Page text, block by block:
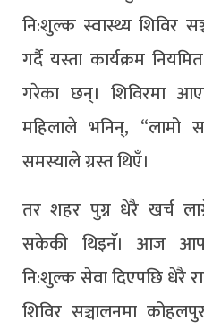
नि:शुल्क स्वास्थ्य शिविर
गर्दै यस्ता कार्यक्रम
गरेका छन्। शिविरमा
महिलाले भनिन्,
समस्याले ग्रस्त थिएँ।
तर शहर पुग्न धेरै खर्च
सकेकी थिइनँ। आज
नि:शुल्क सेवा दिएपछि धेरै
शिविर सञ्चालनमा